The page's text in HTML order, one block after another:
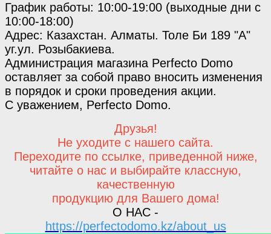
График работы: 10:00-19:00 (выходные дни с
10:00-18:00)
Адрес: Казахстан. Алматы. Толе Би 189 "А"
уг.ул. Розыбакиева.
Администрация магазина Perfecto Domo
оставляет за собой право вносить изменения
в порядок и сроки проведения акции.
С уважением, Perfecto Domo.
Друзья!
Не уходите с нашего сайта.
Переходите по ссылке, приведенной ниже,
читайте о нас и выбирайте классную,
качественную
продукцию для Вашего дома!
О НАС -
https://perfectodomo.kz/about_us